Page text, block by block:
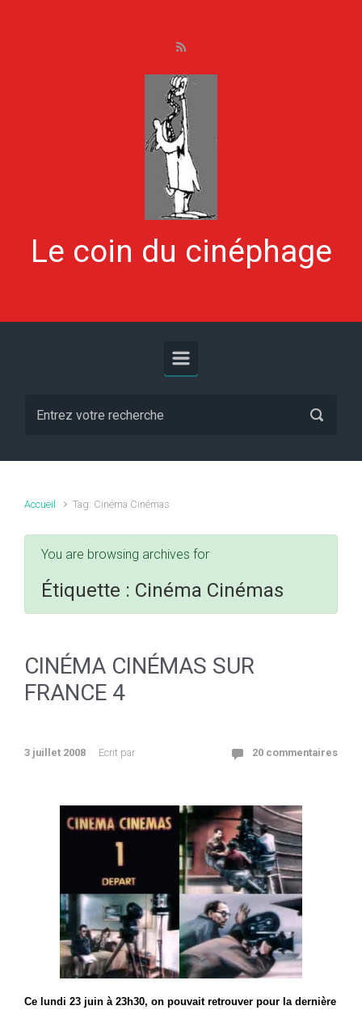
Le coin du cinéphage
Accueil Tag: Cinéma Cinémas
You are browsing archives for
Étiquette : Cinéma Cinémas
CINÉMA CINÉMAS SUR
FRANCE 4
3 juillet 2008 Ecrit par 20 commentaires
Ce lundi 23 juin à 23h30, on pouvait retrouver pour la dernière